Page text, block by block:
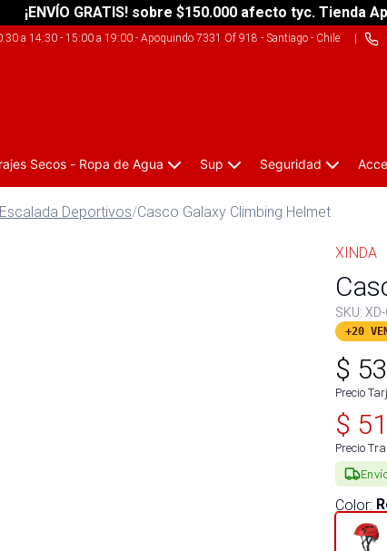
¡ENVÍO GRATIS! sobre $150.000 afecto tyc. Tienda
a 14:30 - 15:00 a 19:00- Apoquindo 7331 Of 918 - Santiago - Chile|
Secos - Ropa de Agua Sup Seguridad
Deportivos/Casco Galaxy Climbing Helmet
XINDA
SKU:
+20
$
Precio
$
Precio
Color: